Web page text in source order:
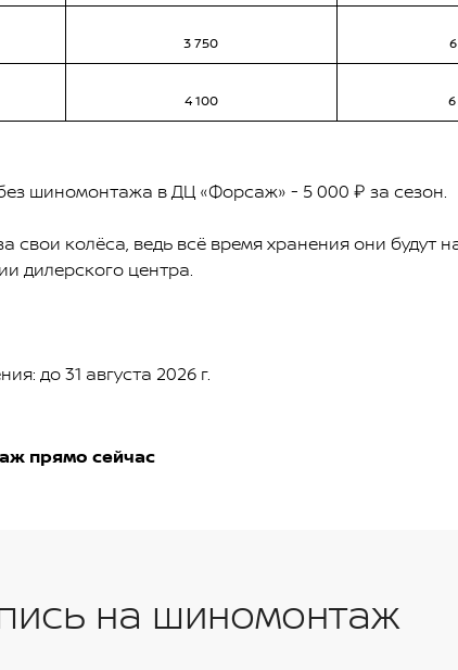
3 750
4 100
шиномонтажа в ДЦ «Форсаж» - 5 000 ₽ за сезон.
свои колёса, ведь всё время хранения они будут
дилерского центра.
до 31 августа 2026 г.
прямо сейчас
на шиномонтаж